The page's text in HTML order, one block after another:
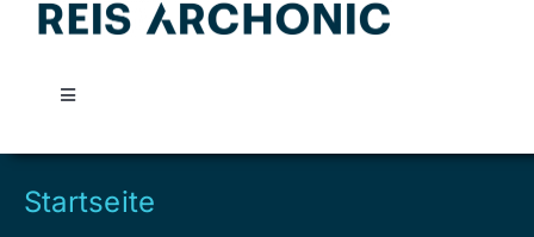
Toggle
Reis Archonic
Startseite